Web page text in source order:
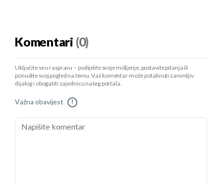
Komentari (0)
Uključite se u raspravu – podijelite svoje mišljenje, postavite pitanja ili
ponudite svoj pogled na temu. Vaš komentar može potaknuti zanimljiv
dijalog i obogatiti zajednicu našeg portala.
Važna obavijest !